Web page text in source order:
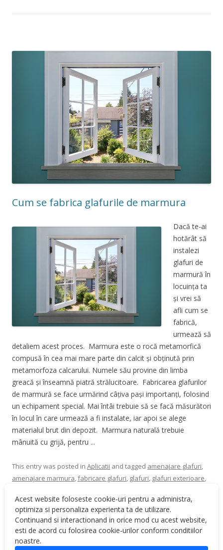
Acest website foloseste cookie-uri pentru a administra,
optimiza si personaliza experienta ta de utilizare.
Continuand si interactionand in orice mod cu acest website,
esti de acord cu folosirea cookie-urilor conform conditiilor
noastre.
Cum se fabrica glafurile de marmura
Dacă te-ai
hotărât să
instalezi
glafuri de
marmură în
locuința ta
și vrei să
afli cum se
fabrică,
urmează să
detaliem acest proces. Marmura este o rocă metamorfică
compusă în cea mai mare parte din calcit și obținută prin
metamorfoza calcarului. Numele său provine din limba
greacă și înseamnă piatră strălucitoare. Fabricarea glafurilor
de marmură se face urmărind câțiva pași importanți, folosind
un echipament special. Mai întâi trebuie să se facă măsurători
în locul în care urmează a fi instalate, iar apoi se alege
materialul brut din depozit. Marmura naturală trebuie
mânuită cu grijă, pentru ...
This entry was posted in Aplicatii and tagged amenajare glafuri,
amenajare marmura,fabricare glafuri, glafuri, glafuri exterioare,
proces glafuri,taiere marmuraonMay 3, 2022 .